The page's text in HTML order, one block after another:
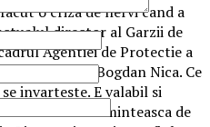
o criza de nervi cand a
director al Garzii de
Agentiei de Protectie a
director Bogdan Nica. Ce
invarteste. E valabil si
trebui sa isi aminteasca de